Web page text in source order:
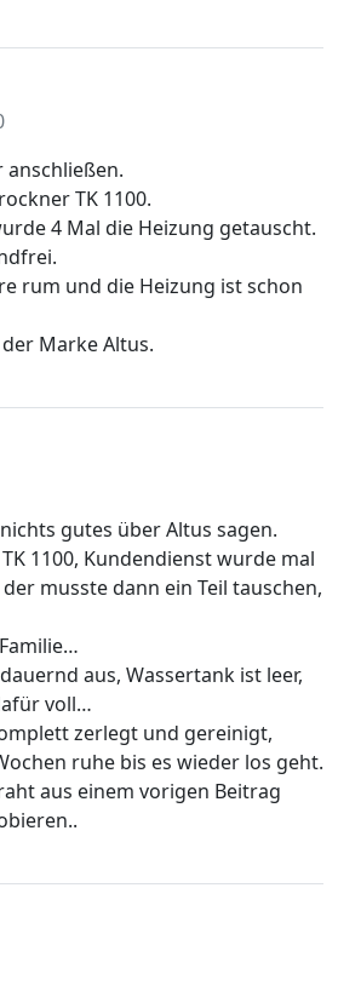
TK 1100.
4 Mal die Heizung getauscht.
rum und die Heizung ist schon
Marke Altus.
gutes über Altus sagen.
1100, Kundendienst wurde mal
musste dann ein Teil tauschen,
aus, Wassertank ist leer,
voll…
zerlegt und gereinigt,
ruhe bis es wieder los geht.
aus einem vorigen Beitrag